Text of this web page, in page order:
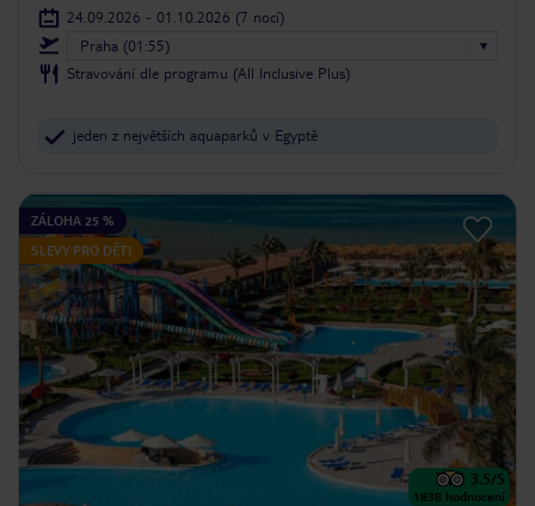
24.09.2026 - 01.10.2026 (7 nocí)
Praha (01:55)
Stravování dle programu (All Inclusive Plus)
jeden z největších aquaparků v Egyptě
ZÁLOHA 25 %
SLEVY PRO DĚTI
3.5/5
1838 hodnocení